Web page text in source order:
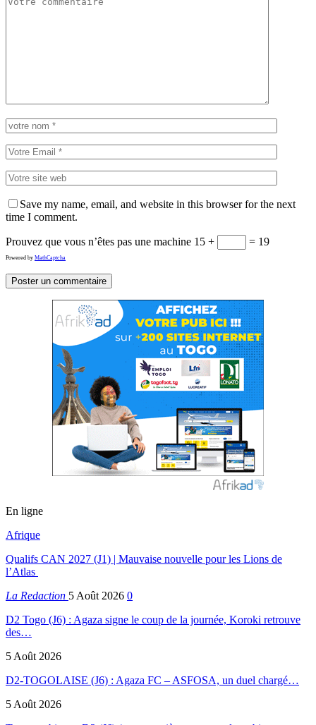
Save my name, email, and website in this browser for the next
time I comment.
Prouvez que vous n’êtes pas une machine 15 + = 19
Powered by MathCaptcha
En ligne
Afrique
Qualifs CAN 2027 (J1) | Mauvaise nouvelle pour les Lions de
l’Atlas
La Redaction 5 Août 2026 0
D2 Togo (J6) : Agaza signe le coup de la journée, Koroki retrouve
des…
5 Août 2026
D2-TOGOLAISE (J6) : Agaza FC – ASFOSA, un duel chargé…
5 Août 2026